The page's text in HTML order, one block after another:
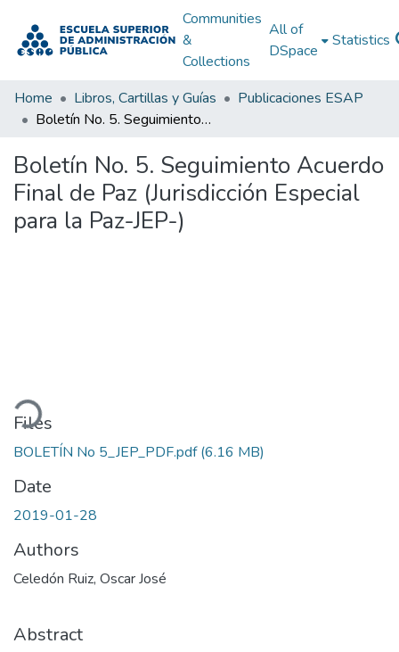
Communities
&
Collections
All of
DSpace
Statistics
Home Libros, Cartillas y Guías
Publicaciones ESAP
Boletín No. 5. Seguimiento Acuerdo Final de Paz (Jurisdicción Especial para la Paz-JEP-)
Boletín No. 5. Seguimiento Acuerdo
Final de Paz (Jurisdicción Especial
para la Paz-JEP-)
Files
BOLETÍN No 5_JEP_PDF.pdf(6.16 MB)
Date
2019-01-28
Authors
Celedón Ruiz, Oscar José
Abstract